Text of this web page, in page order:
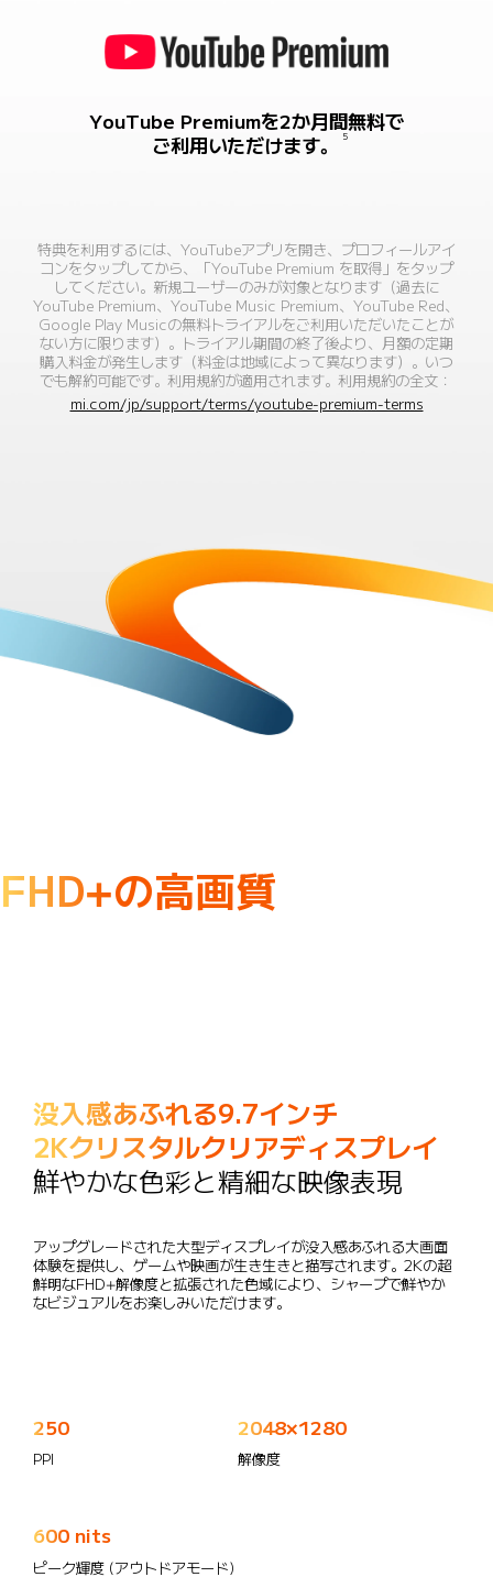
YouTube Premiumを2か月間無料で
ご利用いただけます。
5
特典を利用するには、YouTubeアプリを開き、プロフィールアイ
コンをタップしてから、「YouTube Premium を取得」をタップ
してください。新規ユーザーのみが対象となります（過去に
YouTube Premium、YouTube Music Premium、YouTube Red、
Google Play Musicの無料トライアルをご利用いただいたことが
ない方に限ります）。トライアル期間の終了後より、月額の定期
購入料金が発生します（料金は地域によって異なります）。いつ
でも解約可能です。利用規約が適用されます。利用規約の全文：
mi.com/jp/support/terms/youtube-premium-terms
FHD+の高画質
没入感あふれる9.7インチ
2Kクリスタルクリアディスプレイ
鮮やかな色彩と精細な映像表現
アップグレードされた大型ディスプレイが没入感あふれる大画面
体験を提供し、ゲームや映画が生き生きと描写されます。2Kの超
鮮明なFHD+解像度と拡張された色域により、シャープで鮮やか
なビジュアルをお楽しみいただけます。
250
PPI
2048×1280
解像度
600 nits
ピーク輝度 (アウトドアモード)